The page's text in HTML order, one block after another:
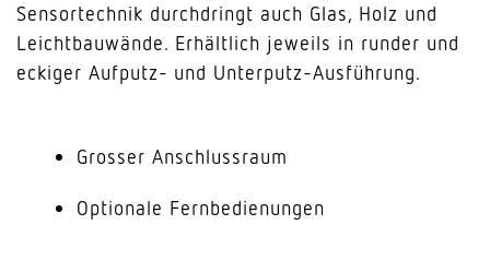
Sensortechnik durchdringt auch Glas, Holz und
Leichtbauwände. Erhältlich jeweils in runder und
eckiger Aufputz- und Unterputz-Ausführung.
Grosser Anschlussraum
Optionale Fernbedienungen